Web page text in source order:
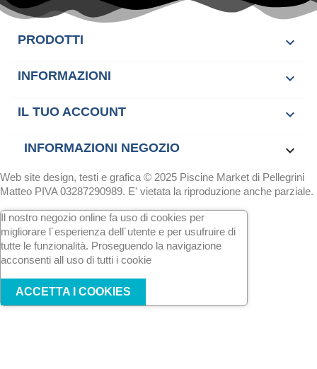
PRODOTTI 
INFORMAZIONI 
IL TUO ACCOUNT 
INFORMAZIONI NEGOZIO keyboard_arrow_down
Web site design, testi e grafica © 2025 Piscine Market di Pellegrini
Matteo PIVA 03287290989. E' vietata la riproduzione anche parziale.
Il nostro negozio online fa uso di cookies per
migliorare l´esperienza dell´utente e per usufruire di
tutte le funzionalità. Proseguendo la navigazione
acconsenti all uso di tutti i cookie
ACCETTA I COOKIES